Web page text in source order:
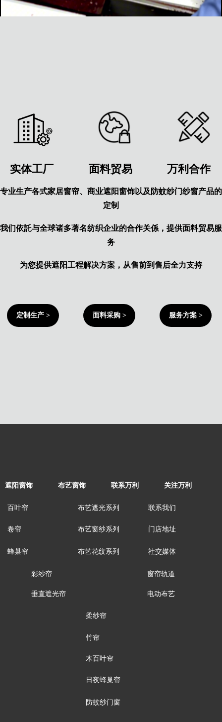
专业生产各式家居窗帘、商业遮阳窗饰以及防蚊纱门纱窗产品的
定制
定制生产 >
面料贸易
我们依託与全球诸多著名纺织企业的合作关係，提供面料贸易服
务
为您提供遮阳工程解决方案，从售前到售后全力支持
万利合作
面料采购 > 服务方案 >
实体工厂
百叶帘
卷帘
蜂巢帘
彩纱帘
垂直遮光帘
柔纱帘
竹帘
木百叶帘
日夜蜂巢帘
防蚊纱门窗
遮阳窗饰​​​​​​​ 布艺窗饰 联系万利 关注万利
布艺遮光系列
布艺窗纱系列
布艺花纹系列
窗帘轨道
电动布艺
联系我们
门店地址
社交媒体